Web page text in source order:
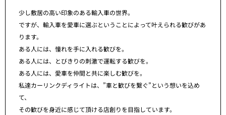
少し敷居の高い印象のある輸入車の世界。
ですが、輸入車を愛車に選ぶということによって叶えられる歓びがあ
ります。
ある人には、憧れを手に入れる歓びを。
ある人には、とびきりの刺激で運転する歓びを。
ある人には、愛車を仲間と共に楽しむ歓びを。
私達カーリンクディライトは、”車と歓びを繋ぐ”という想いを込め
て、
その歓びを身近に感じて頂ける店創りを目指しています。